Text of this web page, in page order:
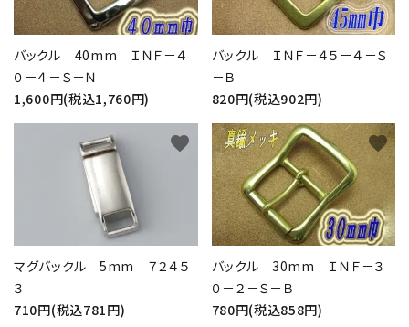
バックル 40mm ＩＮＦ－４
０－４－Ｓ－Ｎ
1,600円(税込1,760円)
バックル ＩＮＦ－４５－４－Ｓ
－Ｂ
820円(税込902円)
マグバックル 5mm ７２４５
３
710円(税込781円)
favorite
バックル 30mm ＩＮＦ－３
０－２－Ｓ－Ｂ
780円(税込858円)
favorite